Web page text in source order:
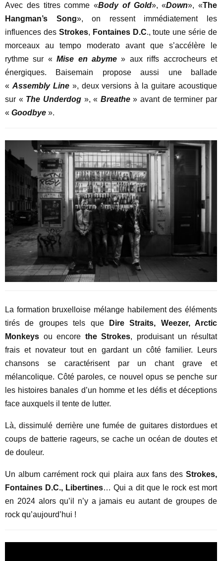
Avec des titres comme «Body of Gold», «Down», «The
Hangman’s Song», on ressent immédiatement les
influences des Strokes, Fontaines D.C., toute une série de
morceaux au tempo moderato avant que s’accélère le
rythme sur «Mise en abyme » aux riffs accrocheurs et
énergiques. Baisemain propose aussi une ballade
« Assembly Line», deux versions à la guitare acoustique
sur « The Underdog», « Breathe» avant de terminer par
« Goodbye ».
La formation bruxelloise mélange habilement des éléments
tirés de groupes tels que
Dire Straits, Weezer, Arctic
Monkeys ou encore the Strokes, produisant un résultat
frais et novateur tout en gardant un côté familier. Leurs
chansons se caractérisent par un chant grave et
mélancolique. Côté paroles, ce nouvel opus se penche sur
les histoires banales d’un homme et les défis et déceptions
face auxquels il tente de lutter.
Là, dissimulé derrière une fumée de guitares distordues et
coups de batterie rageurs, se cache un océan de doutes et
de douleur.
Un album carrément rock qui plaira aux fans des Strokes,
Fontaines D.C., Libertines… Qui a dit que le rock est mort
en 2024 alors qu’il n’y a jamais eu autant de groupes de
rock qu’aujourd’hui !